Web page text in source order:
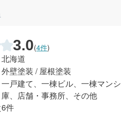
3.0(4件)
北海道
外壁塗装 / 屋根塗装
一戸建て、一棟ビル、一棟マン
庫、店舗・事務所、その他
6件